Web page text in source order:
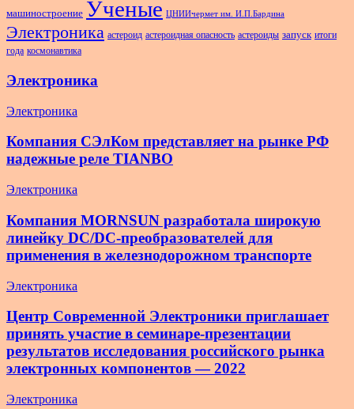
машиностроение Ученые ЦНИИчермет им. И.П.Бардина
Электроника астероид астероидная опасность астероиды запуск итоги
года космонавтика
Электроника
Электроника
Компания СЭлКом представляет на рынке РФ
надежные реле TIANBO
Электроника
Компания MORNSUN разработала широкую
линейку DC/DC-преобразователей для
применения в железнодорожном транспорте
Электроника
Центр Современной Электроники приглашает
принять участие в семинаре-презентации
результатов исследования российского рынка
электронных компонентов — 2022
Электроника